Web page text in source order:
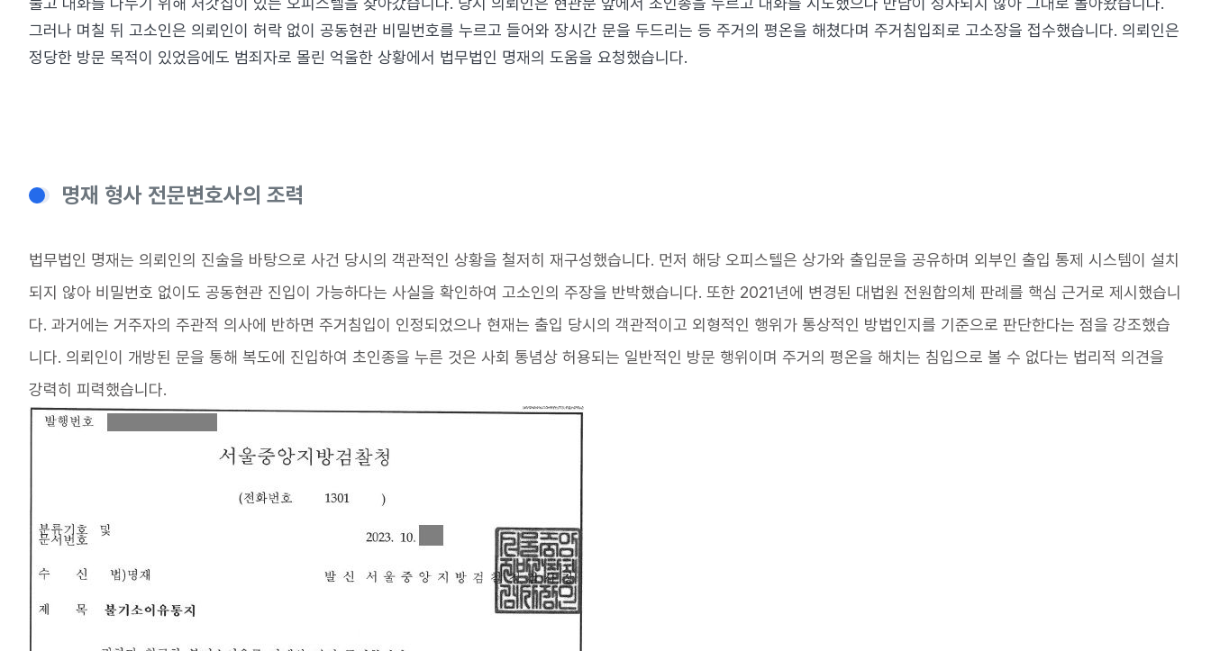
그러나 며칠 뒤 고소인은 의뢰인이 허락 없이 공동현관 비밀번호를 누르고 들어와 장시간 문을 두드리는 등 주거의 평온을 해쳤다며 주거침입죄로 고소장을 접수했습니다. 의뢰인은
정당한 방문 목적이 있었음에도 범죄자로 몰린 억울한 상황에서 법무법인 명재의 도움을 요청했습니다.
명재 형사 전문변호사의 조력
법무법인 명재는 의뢰인의 진술을 바탕으로 사건 당시의 객관적인 상황을 철저히 재구성했습니다. 먼저 해당 오피스텔은 상가와 출입문을 공유하며 외부인 출입 통제 시스템이 설치
되지 않아 비밀번호 없이도 공동현관 진입이 가능하다는 사실을 확인하여 고소인의 주장을 반박했습니다. 또한 2021년에 변경된 대법원 전원합의체 판례를 핵심 근거로 제시했습니
다. 과거에는 거주자의 주관적 의사에 반하면 주거침입이 인정되었으나 현재는 출입 당시의 객관적이고 외형적인 행위가 통상적인 방법인지를 기준으로 판단한다는 점을 강조했습
니다. 의뢰인이 개방된 문을 통해 복도에 진입하여 초인종을 누른 것은 사회 통념상 허용되는 일반적인 방문 행위이며 주거의 평온을 해치는 침입으로 볼 수 없다는 법리적 의견을
강력히 피력했습니다.